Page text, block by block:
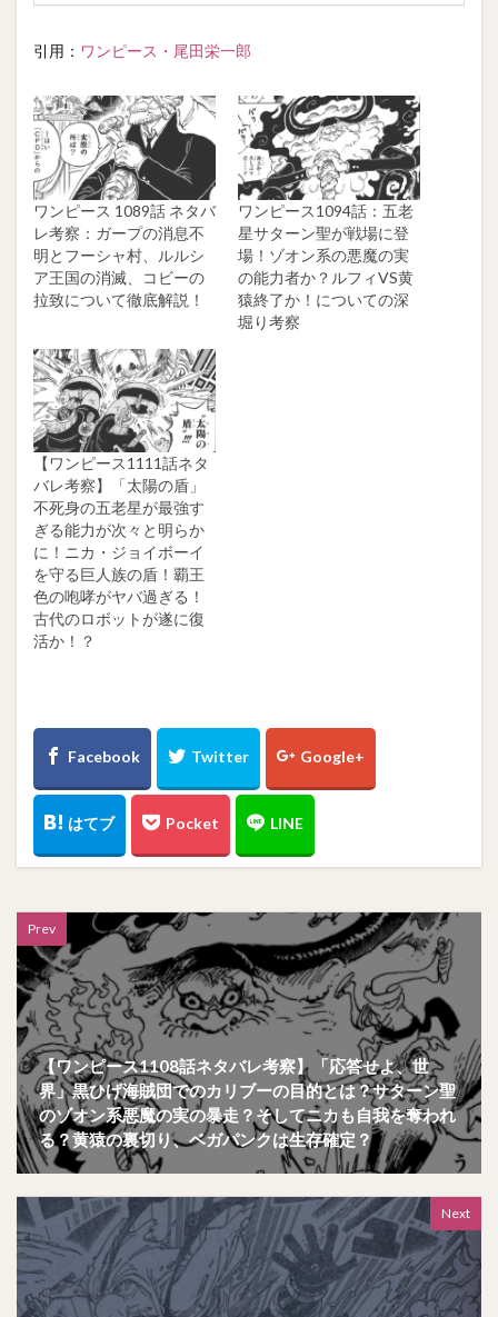
引用： ワンピース・尾田栄一郎
ワンピース 1089話 ネタバ
レ考察：ガープの消息不
明とフーシャ村、ルルシ
ア王国の消滅、コビーの
拉致について徹底解説！
ワンピース1094話：五老
星サターン聖が戦場に登
場！ゾオン系の悪魔の実
の能力者か？ルフィVS黄
猿終了か！についての深
堀り考察
【ワンピース1111話ネタ
バレ考察】「太陽の盾」
不死身の五老星が最強す
ぎる能力が次々と明らか
に！ニカ・ジョイボーイ
を守る巨人族の盾！覇王
色の咆哮がヤバ過ぎる！
古代のロボットが遂に復
活か！？
Prev
【ワンピース1108話ネタバレ考察】「応答せよ、世
界」黒ひげ海賊団でのカリブーの目的とは？サターン聖
のゾオン系悪魔の実の暴走？そしてニカも自我を奪われ
る？黄猿の裏切り、ベガパンクは生存確定？
Next